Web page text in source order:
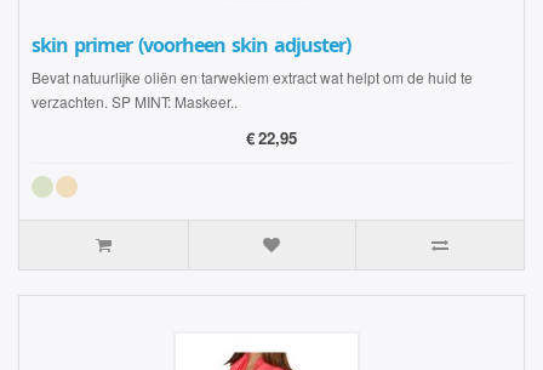
skin primer (voorheen skin adjuster)
Bevat natuurlijke oliën en tarwekiem extract wat helpt om de huid te
verzachten. SP MINT: Maskeer..
€ 22,95